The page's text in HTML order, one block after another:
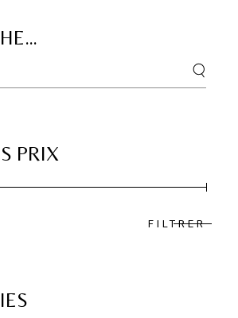
PRIX
FILTRER